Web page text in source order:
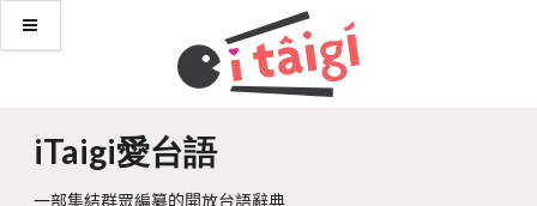
iTaigi愛台語
一部集結群眾編纂的開放台語辭典